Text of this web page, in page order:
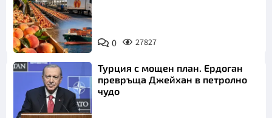
0 27827
Турция с мощен план. Ердоган
превръща Джейхан в петролно
чудо